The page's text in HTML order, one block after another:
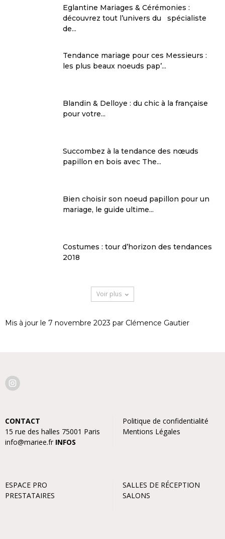
Eglantine Mariages & Cérémonies :
découvrez tout l’univers du spécialiste
de...
Tendance mariage pour ces Messieurs :
les plus beaux noeuds pap’...
Blandin & Delloye : du chic à la française
pour votre...
Succombez à la tendance des nœuds
papillon en bois avec The...
Bien choisir son noeud papillon pour un
mariage, le guide ultime...
Costumes : tour d’horizon des tendances
2018
Voir plus
Mis à jour le 7 novembre 2023 par Clémence Gautier
CONTACT
15 rue des halles 75001 Paris
info@mariee.fr INFOS
Politique de confidentialité
Mentions Légales
ESPACE PRO
PRESTATAIRES
SALLES DE RÉCEPTION
SALONS